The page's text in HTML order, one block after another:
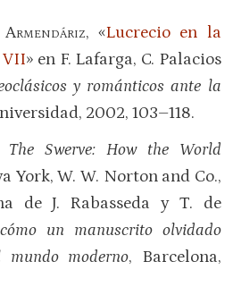
, «Lucrecio en la
VII» en F. Lafarga, C. Palacios
y románticos ante la
2002, 103–118.
The Swerve: How the World
York, W. W. Norton and Co.,
de J. Rabasseda y T. de
un manuscrito olvidado
moderno, Barcelona,